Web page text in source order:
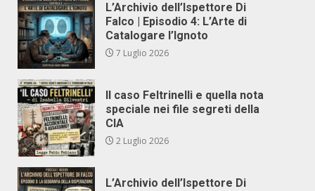
L’Archivio dell’Ispettore Di
Falco | Episodio 4: L’Arte di
Catalogare l’Ignoto
7 Luglio 2026
Il caso Feltrinelli e quella nota
speciale nei file segreti della
CIA
2 Luglio 2026
L’Archivio dell’Ispettore Di